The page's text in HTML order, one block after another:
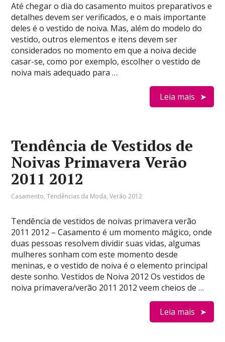
Até chegar o dia do casamento muitos preparativos e
detalhes devem ser verificados, e o mais importante
deles é o vestido de noiva. Mas, além do modelo do
vestido, outros elementos e itens devem ser
considerados no momento em que a noiva decide
casar-se, como por exemplo, escolher o vestido de
noiva mais adequado para …
Leia mais
Tendência de Vestidos de
Noivas Primavera Verão
2011 2012
Casamento,Tendências da Moda,Verão 2012
Tendência de vestidos de noivas primavera verão
2011 2012 – Casamento é um momento mágico, onde
duas pessoas resolvem dividir suas vidas, algumas
mulheres sonham com este momento desde
meninas, e o vestido de noiva é o elemento principal
deste sonho. Vestidos de Noiva 2012 Os vestidos de
noiva primavera/verão 2011 2012 veem cheios de …
Leia mais